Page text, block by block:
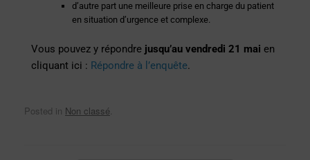
d’autre part une meilleure prise en charge du patient
en situation d’urgence et complexe.
Vous pouvez y répondre jusqu’au vendredi 21 mai en
cliquant ici : Répondre à l’enquête.
Posted in Non classé.